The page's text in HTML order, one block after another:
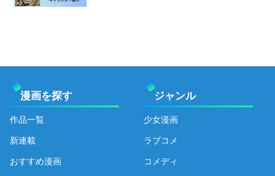
漫画を探す
作品一覧
新連載
おすすめ漫画
ジャンル
少女漫画
ラブコメ
コメディ